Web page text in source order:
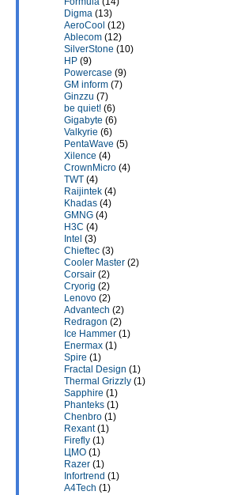
Digma (13)
AeroCool (12)
Ablecom (12)
SilverStone (10)
HP (9)
Powercase (9)
GM inform (7)
Ginzzu (7)
be quiet! (6)
Gigabyte (6)
Valkyrie (6)
PentaWave (5)
Xilence (4)
CrownMicro (4)
TWT (4)
Raijintek (4)
Khadas (4)
GMNG (4)
H3C (4)
Intel (3)
Chieftec (3)
Cooler Master (2)
Corsair (2)
Cryorig (2)
Lenovo (2)
Advantech (2)
Redragon (2)
Ice Hammer (1)
Enermax (1)
Spire (1)
Fractal Design (1)
Thermal Grizzly (1)
Sapphire (1)
Phanteks (1)
Chenbro (1)
Rexant(1)
Firefly (1)
ЦМО (1)
Razer (1)
Infortrend (1)
A4Tech (1)